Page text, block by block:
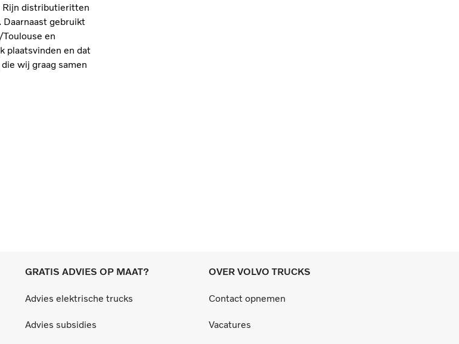
Rijn distributieritten
Daarnaast gebruikt
en
plaatsvinden en dat
wij graag samen
GRATIS ADVIES OP MAAT?
Advies elektrische trucks
Advies subsidies
OVER VOLVO TRUCKS
Contact opnemen
Vacatures